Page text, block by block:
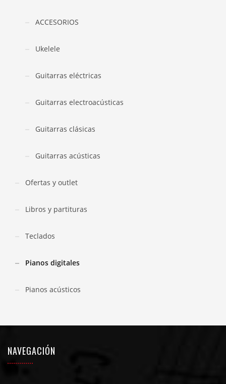
ACCESORIOS
Ukelele
Guitarras eléctricas
Guitarras electroacústicas
Guitarras clásicas
Guitarras acústicas
Ofertas y outlet
Libros y partituras
Teclados
Pianos digitales
Pianos acústicos
NAVEGACIÓN